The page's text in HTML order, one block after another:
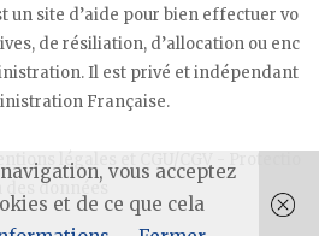
un site d’aide pour bien effectuer vo
de résiliation, d’allocation ou enc
Il est privé et indépendant
Française.
légales et CGU/CGV
n des données
vous acceptez
et de ce que cela